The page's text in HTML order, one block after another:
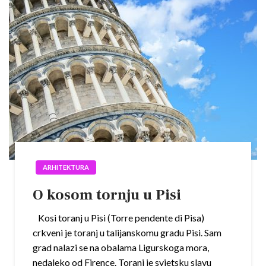
ARHITEKTURA
O kosom tornju u Pisi
Kosi toranj u Pisi (Torre pendente di Pisa)
crkveni je toranj u talijanskomu gradu Pisi. Sam
grad nalazi se na obalama Ligurskoga mora,
nedaleko od Firence. Toranj je svjetsku slavu